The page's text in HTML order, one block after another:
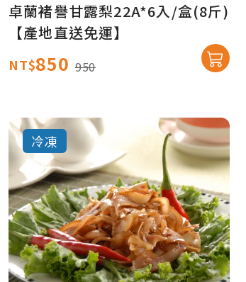
卓蘭褚譽甘露梨22A*6入/盒(8斤)
【產地直送免運】
NT$850 950
冷凍